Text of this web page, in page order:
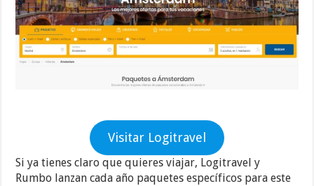
Visitar Logitravel
Si ya tienes claro que quieres viajar, Logitravel y
Rumbo lanzan cada año paquetes específicos para este